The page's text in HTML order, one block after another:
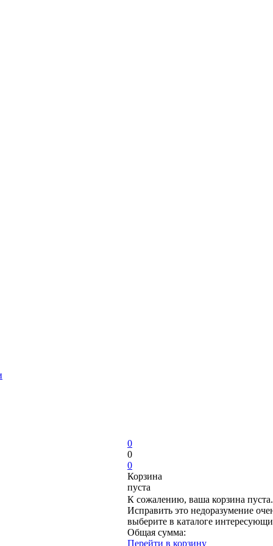
0
0
0
Корзина
пуста
К сожалению, ваша корзина пуста.
Исправить это недоразумение
выберите в каталоге
Общая сумма:
Перейти в корзину